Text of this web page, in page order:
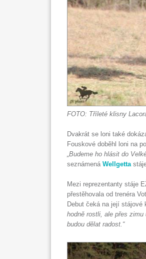
FOTO: Tříleté klisny
Dvakrát se loni také
Fouskové doběhl loni na
„Budeme ho hlásit do
seznámená Wellgetta
Mezi reprezentanty stáje
přestěhovala od trenéra
Debut čeká na její stájové
hodně rostli, ale přes
budou dělat radost.“